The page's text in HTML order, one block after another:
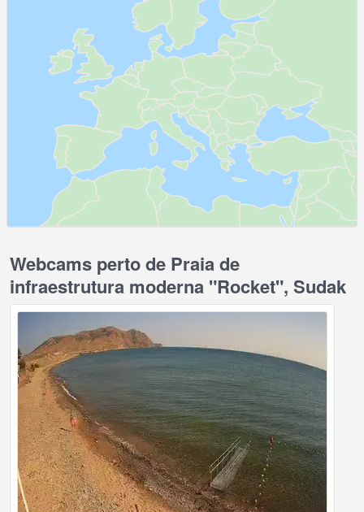
Webcams perto de Praia de
infraestrutura moderna "Rocket", Sudak